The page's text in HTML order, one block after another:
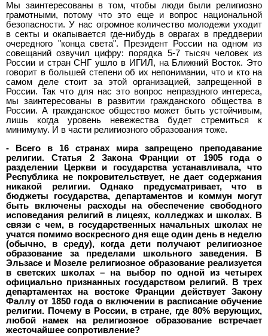
Мы заинтересованы в том, чтобы люди были религиозно
грамотными, потому что это еще и вопрос национальной
безопасности. У нас огромное количество молодежи уходит
в секты и окапывается где-нибудь в оврагах в преддверии
очередного "конца света". Президент России на одном из
совещаний озвучил цифру: порядка 5-7 тысяч человек из
России и стран СНГ ушло в ИГИЛ, на Ближний Восток. Это
говорит в большей степени об их непонимании, что и кто на
самом деле стоит за этой организацией, запрещенной в
России. Так что для нас это вопрос непраздного интереса,
мы заинтересованы в развитии гражданского общества в
России. А гражданское общество может быть устойчивым,
лишь когда уровень невежества будет стремиться к
минимуму. И в части религиозного образования тоже.
- Всего в 16 странах мира запрещено преподавание
религии. Статья 2 Закона Франции от 1905 года о
разделении Церкви и государства устанавливала, что
Республика не покровительствует, не дает содержания
никакой религии. Однако предусматривает, что в
бюджеты государства, департаментов и коммун могут
быть включены расходы на обеспечение свободного
исповедания религий в лицеях, колледжах и школах. В
связи с чем, в государственных начальных школах не
учатся помимо воскресного дня еще один день в неделю
(обычно, в среду), когда дети получают религиозное
образование за пределами школьного заведения. В
Эльзасе и Мозеле религиозное образование реализуется
в светских школах – на выбор по одной из четырех
официально признанных государством религий. В трех
департаментах на востоке Франции действует Закону
Фаллу от 1850 года о включении в расписание обучение
религии. Почему в России, в стране, где 80% верующих,
любой намек на религиозное образование встречает
жесточайшее сопротивление?